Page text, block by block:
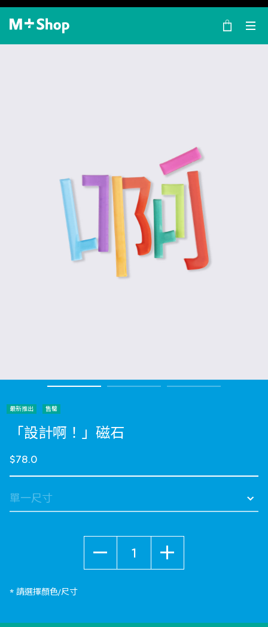
×
M+ Shop
最新推出 售罄
「設計啊！」磁石
$78.0
* 請選擇顏色/尺寸